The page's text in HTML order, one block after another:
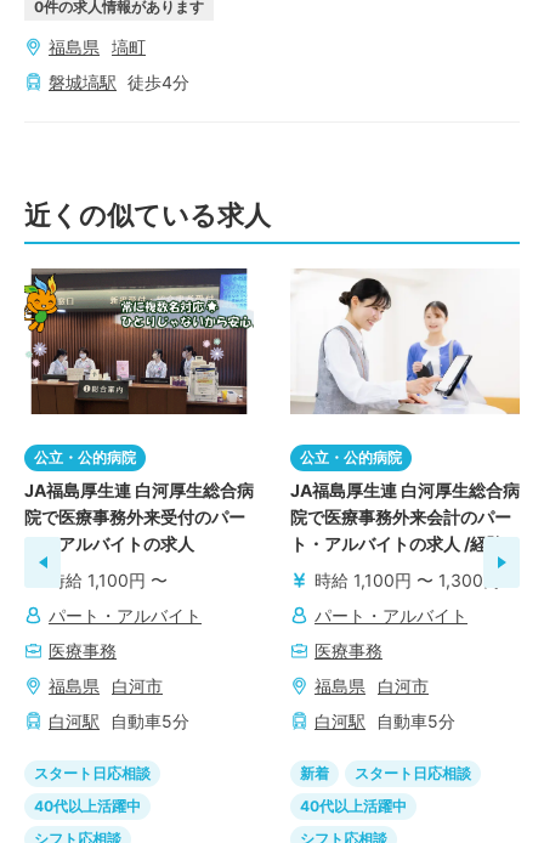
0件の求人情報があります
福島県
塙町
磐城塙駅 徒歩4分
近くの似ている求人
公立・公的病院
JA福島厚生連 白河厚生総合病
院で医療事務外来受付のパー
ト・アルバイトの求人
時給 1,100円 〜
パート・アルバイト
医療事務
福島県
白河市
白河駅 自動車5分
スタート日応相談
40代以上活躍中
シフト応相談
公立・公的病院
JA福島厚生連 白河厚生総合病
院で医療事務外来会計のパー
ト・アルバイトの求人 /経験
者募集時給 1,100円 〜 1,300円
パート・アルバイト
医療事務
福島県
白河市
白河駅 自動車5分
新着
スタート日応相談
40代以上活躍中
シフト応相談